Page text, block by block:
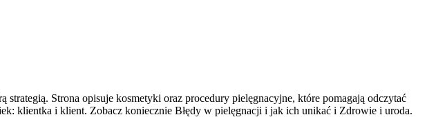
strategią. Strona opisuje kosmetyki oraz procedury pielęgnacyjne, które pomagają odczytać
klientka i klient. Zobacz koniecznie Błędy w pielęgnacji i jak ich unikać i Zdrowie i uroda.